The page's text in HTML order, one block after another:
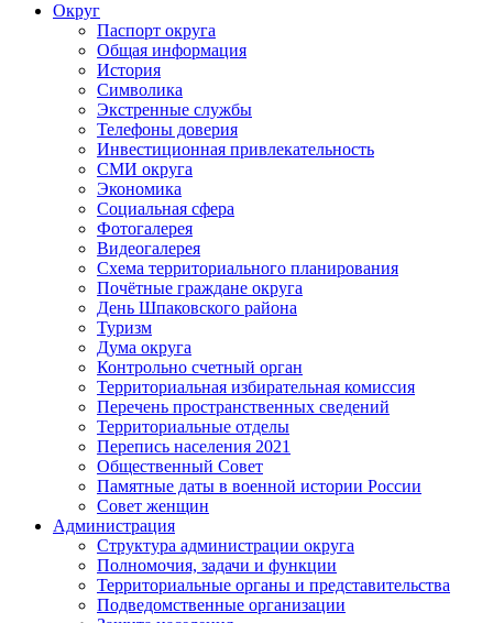
Округ
Паспорт округа
Общая информация
История
Символика
Экстренные службы
Телефоны доверия
Инвестиционная привлекательность
СМИ округа
Экономика
Социальная сфера
Фотогалерея
Видеогалерея
Схема территориального планирования
Почётные граждане округа
День Шпаковского района
Туризм
Дума округа
Контрольно счетный орган
Территориальная избирательная комиссия
Перечень пространственных сведений
Территориальные отделы
Перепись населения 2021
Общественный Совет
Памятные даты в военной истории России
Совет женщин
Администрация
Структура администрации округа
Полномочия, задачи и функции
Территориальные органы и представительства
Подведомственные организации